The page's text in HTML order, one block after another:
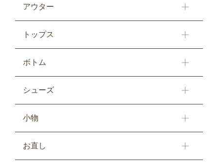
アウター
トップス
ボトム
シューズ
小物
お直し